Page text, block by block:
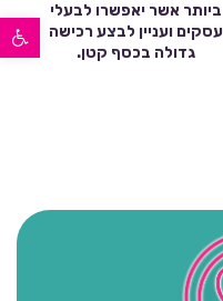
פתח סרגל נגישות
ביותר אשר יאפשרו לבעלי
עסקים ועניין לבצע רכישה
גדולה בכסף קטן.